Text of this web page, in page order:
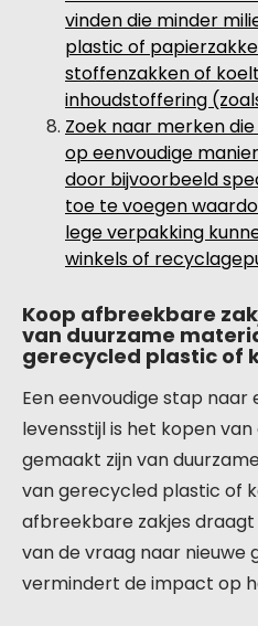
vinden die minder
plastic of
stoffenzakken of
inhoudstoffering
Zoek naar merken
op eenvoudige
door bijvoorbeeld
toe te voegen
lege verpakking
winkels of
Koop afbreekbare
van duurzame
gerecycled plastic of
Een eenvoudige stap naar
levensstijl is het kopen
gemaakt zijn van
van gerecycled plastic of
afbreekbare zakjes
van de vraag naar nieuwe
vermindert de impact op